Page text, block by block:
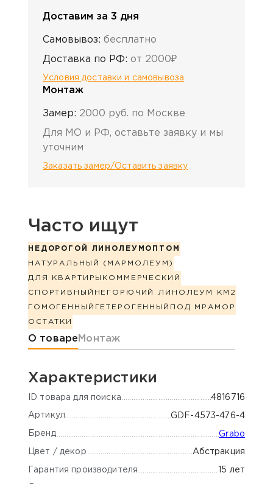
Доставим за 3 дня
Самовывоз: бесплатно
Доставка по РФ: от 2000₽
Условия доставки и самовывоза
Монтаж
Замер: 2000 руб. по Москве
Для МО и РФ, оставьте заявку и мы
уточним
Заказать замер/Оставить заявку
Часто ищут
НЕДОРОГОЙ ЛИНОЛЕУМ ОПТОМ
НАТУРАЛЬНЫЙ (МАРМОЛЕУМ)
ДЛЯ КВАРТИРЫ КОММЕРЧЕСКИЙ
СПОРТИВНЫЙ НЕГОРЮЧИЙ ЛИНОЛЕУМ КМ2
ГОМОГЕННЫЙ ГЕТЕРОГЕННЫЙ ПОД МРАМОР
ОСТАТКИ
Информация о товаре
О товаре Монтаж
Характеристики
ID товара для поиска 4816716
Артикул GDF-4573-476-4
Бренд Grabo
Цвет / декор Абстракция
Гарантия производителя 15 лет